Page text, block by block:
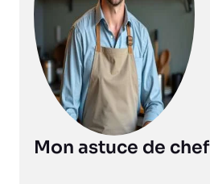
Mon astuce de chef